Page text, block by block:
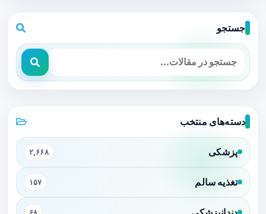
جستجو
دسته‌های منتخب
پزشکی ۲,۶۶۸
تغذیه سالم ۱۵۷